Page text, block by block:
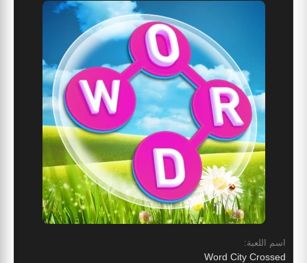
اسم اللعبة:
Word City Crossed